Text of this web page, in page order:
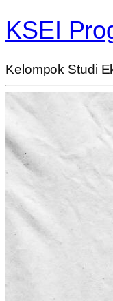
KSEI
Kelompok Studi